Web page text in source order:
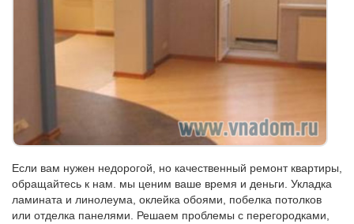
Если вам нужен недорогой, но качественный ремонт квартиры,
обращайтесь к нам. мы ценим ваше время и деньги. Укладка
ламината и линолеума, оклейка обоями, побелка потолков
или отделка панелями. Решаем проблемы с перегородками,